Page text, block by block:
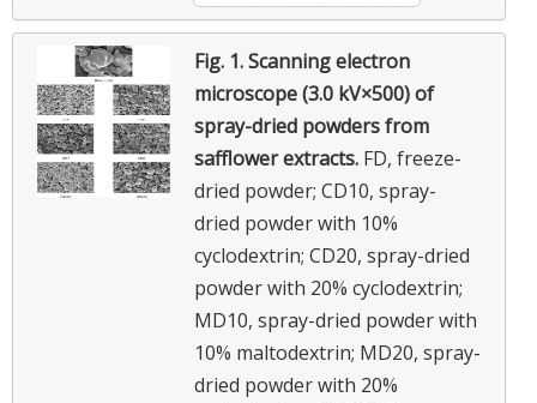
Fig. 1.Scanning electron
microscope (3.0 kV×500) of
spray-dried powders from
safflower extracts. FD, freeze-
dried powder; CD10, spray-
dried powder with 10%
cyclodextrin; CD20, spray-dried
powder with 20% cyclodextrin;
MD10, spray-dried powder with
10% maltodextrin; MD20, spray-
dried powder with 20%